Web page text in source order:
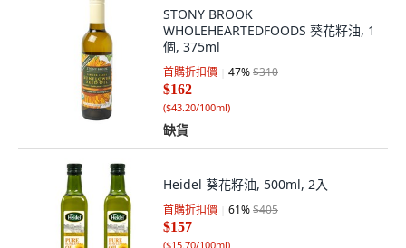
STONY BROOK
WHOLEHEARTEDFOODS 葵花籽油, 1
個, 375ml
首購折扣價 47%$310
$162
($43.20/100ml)
缺貨
Heidel 葵花籽油, 500ml, 2入
首購折扣價 61%$405
$157
($15.70/100ml)